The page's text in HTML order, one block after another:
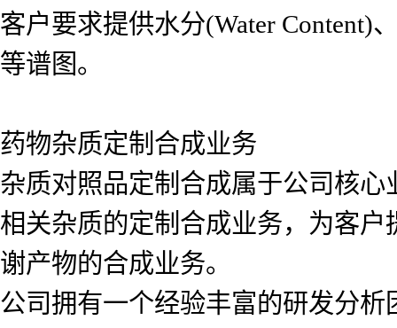
客户要求提供水分(Water Content)
等谱图。
药物杂质定制合成业务
杂质对照品定制合成属于公司核
相关杂质的定制合成业务，为客
谢产物的合成业务。
公司拥有一个经验丰富的研发分